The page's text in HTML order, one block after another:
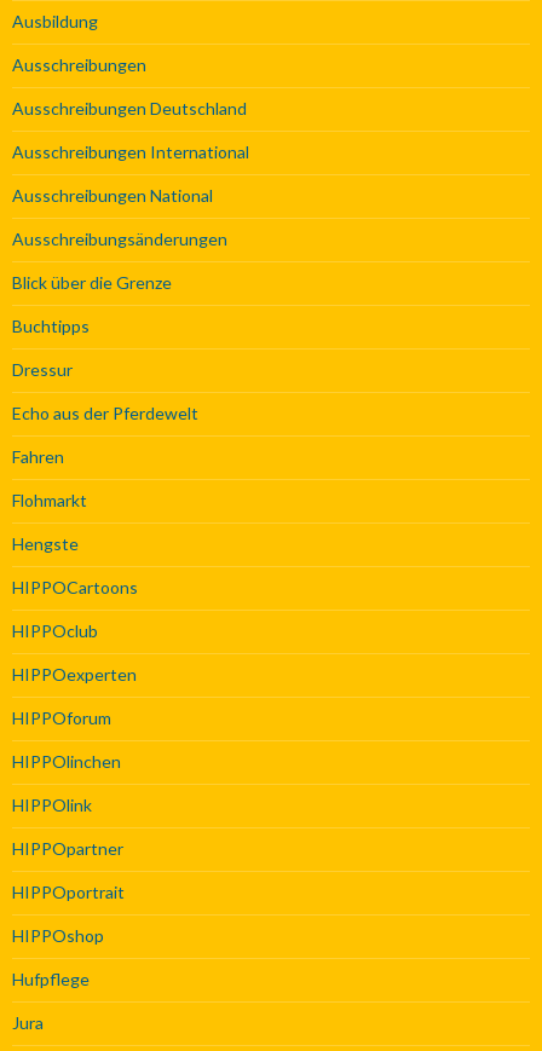
Ausbildung
Ausschreibungen
Ausschreibungen Deutschland
Ausschreibungen International
Ausschreibungen National
Ausschreibungsänderungen
Blick über die Grenze
Buchtipps
Dressur
Echo aus der Pferdewelt
Fahren
Flohmarkt
Hengste
HIPPOCartoons
HIPPOclub
HIPPOexperten
HIPPOforum
HIPPOlinchen
HIPPOlink
HIPPOpartner
HIPPOportrait
HIPPOshop
Hufpflege
Jura